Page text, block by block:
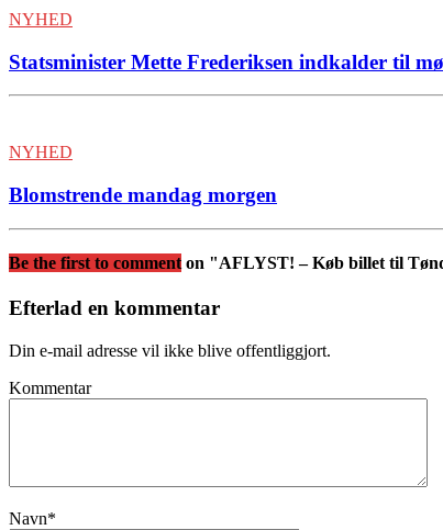
NYHED
Statsminister Mette Frederiksen indkalder til
NYHED
Blomstrende mandag morgen
Be the first to comment on "AFLYST! – Køb billet til
Efterlad en kommentar
Din e-mail adresse vil ikke blive offentliggjort.
Kommentar
Navn*